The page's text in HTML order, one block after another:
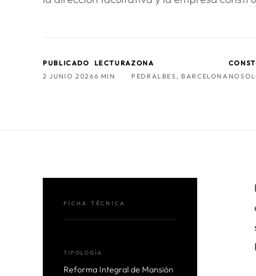
PUBLICADO
2 JUNIO 2026
LECTURA
6 MIN
ZONA
PEDRALBES, BARCELONA
FICHA TÉCNICA
TIPOLOGÍA
Reforma Integral de Mansión